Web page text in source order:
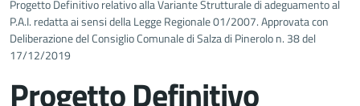
Progetto Definitivo relativo alla Variante Strutturale di adeguamento al
P.A.I. redatta ai sensi della Legge Regionale 01/2007. Approvata con
Deliberazione del Consiglio Comunale di Salza di Pinerolo n. 38 del
17/12/2019
Progetto Definitivo